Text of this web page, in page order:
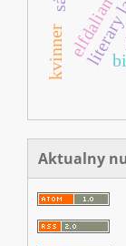
elfdalian
kvinner
Aktualny